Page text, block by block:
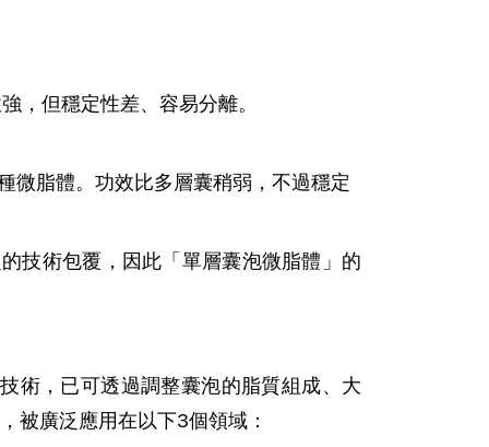
，但穩定性差、容易分離。
微脂體。功效比多層囊稍弱，不過穩定
技術包覆，因此「單層囊泡微脂體」的
術，已可透過調整囊泡的脂質組成、大
被廣泛應用在以下3個領域：